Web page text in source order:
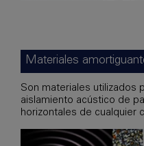
Materiales
Son materiales utilizados
aislamiento acústico de
horizontales de cualquier